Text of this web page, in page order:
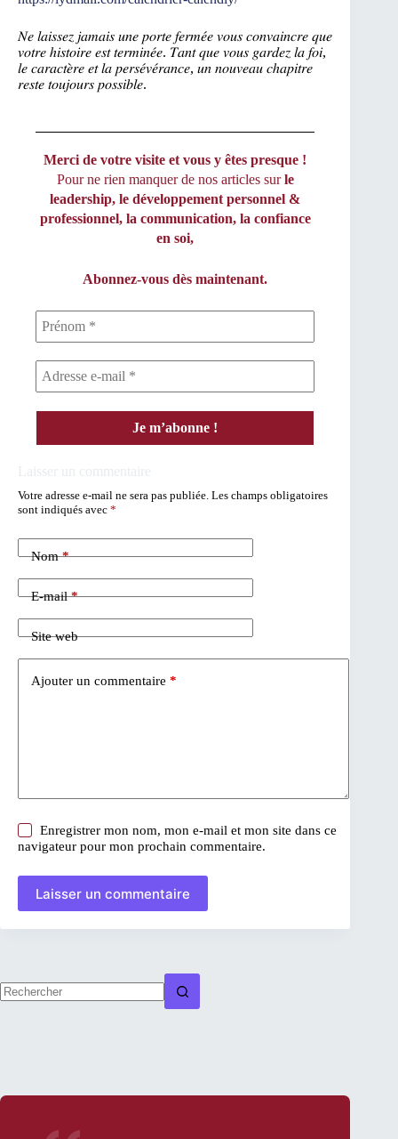
𝑁𝑒 𝑙𝑎𝑖𝑠𝑠𝑒𝑧 𝑗𝑎𝑚𝑎𝑖𝑠 𝑢𝑛𝑒 𝑝𝑜𝑟𝑡𝑒 𝑓𝑒𝑟𝑚𝑒́𝑒 𝑣𝑜𝑢𝑠 𝑐𝑜𝑛𝑣𝑎𝑖𝑛𝑐𝑟𝑒 𝑞𝑢𝑒
𝑣𝑜𝑡𝑟𝑒 ℎ𝑖𝑠𝑡𝑜𝑖𝑟𝑒 𝑒𝑠𝑡 𝑡𝑒𝑟𝑚𝑖𝑛𝑒́𝑒. 𝑇𝑎𝑛𝑡 𝑞𝑢𝑒 𝑣𝑜𝑢𝑠 𝑔𝑎𝑟𝑑𝑒𝑧 𝑙𝑎 𝑓𝑜𝑖,
𝑙𝑒 𝑐𝑎𝑟𝑎𝑐𝑡𝑒̀𝑟𝑒 𝑒𝑡 𝑙𝑎 𝑝𝑒𝑟𝑠𝑒́𝑣𝑒́𝑟𝑎𝑛𝑐𝑒, 𝑢𝑛 𝑛𝑜𝑢𝑣𝑒𝑎𝑢 𝑐ℎ𝑎𝑝𝑖𝑡𝑟𝑒
𝑟𝑒𝑠𝑡𝑒 𝑡𝑜𝑢𝑗𝑜𝑢𝑟𝑠 𝑝𝑜𝑠𝑠𝑖𝑏𝑙𝑒.
Merci de votre visite et vous y êtes presque !
Pour ne rien manquer de nos articles surle
leadership, le développement personnel &
professionnel, la communication, la confiance
en soi,
Abonnez-vous dès maintenant.
Laisser un commentaire
Votre adresse e-mail ne sera pas publiée. Les champs obligatoires
sont indiqués avec *
Nom*
E-mail*
Site web
Ajouter un commentaire *
Enregistrer mon nom, mon e-mail et mon site dans ce
navigateur pour mon prochain commentaire.
Laisser un commentaire